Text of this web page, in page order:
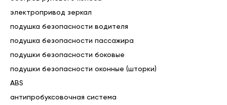
электропривод зеркал
подушка безопасности водителя
подушка безопасности пассажира
подушки безопасности боковые
подушки безопасности оконные (шторки)
ABS
антипробуксовочная система